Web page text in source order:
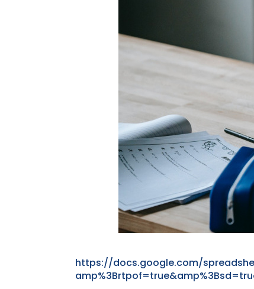
https://​docs.​google.​com/​